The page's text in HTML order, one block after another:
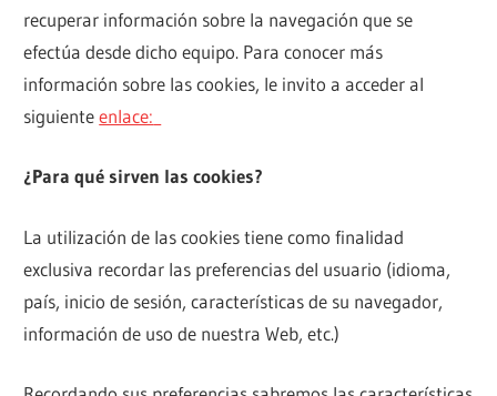
recuperar información sobre la navegación que se
efectúa desde dicho equipo. Para conocer más
información sobre las cookies, le invito a acceder al
siguienteenlace:
¿Para qué sirven las cookies?
La utilización de las cookies tiene como finalidad
exclusiva recordar las preferencias del usuario (idioma,
país, inicio de sesión, características de su navegador,
información de uso de nuestra Web, etc.)